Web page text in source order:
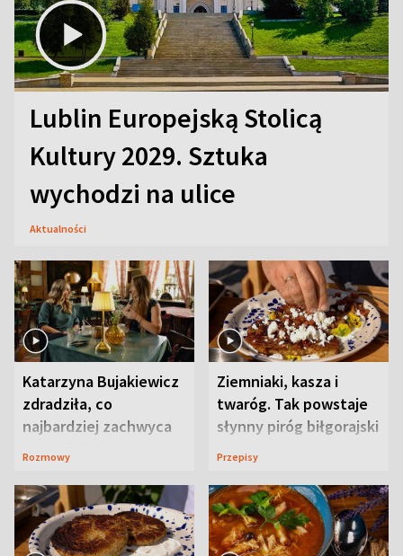
Lublin Europejską Stolicą
Kultury 2029. Sztuka
wychodzi na ulice
Aktualności
Katarzyna Bujakiewicz
zdradziła, co
najbardziej zachwyca
ją w Lublinie
Rozmowy
Ziemniaki, kasza i
twaróg. Tak powstaje
słynny piróg biłgorajski
Przepisy